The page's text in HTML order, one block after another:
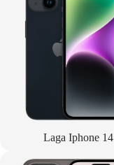
Laga Iphone 14